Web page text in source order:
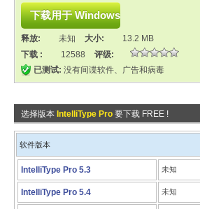
释放: 未知 大小:
13.2 MB
下载 :
12588
评级:
已测试: 没有间谍软件、广告和病毒
选择版本 IntelliType Pro 要下载 FREE !
软件版本
IntelliType Pro 5.3 未知
IntelliType Pro 5.4 未知